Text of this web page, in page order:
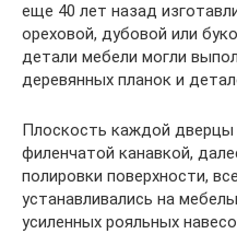
еще 40 лет назад
ореховой, дубовой или
детали мебели могли
деревянных планок и
Плоскость каждой дверцы
филенчатой канавкой,
полировки поверхности,
устанавливались на
усиленных рояльных